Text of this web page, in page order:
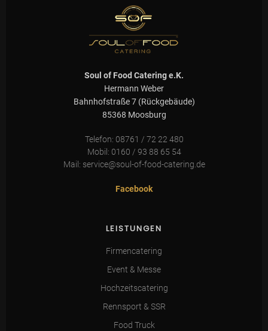
Soul of Food Catering e.K.
Hermann Weber
Bahnhofstraße 7 (Rückgebäude)
85368 Moosburg
Telefon: 08761 / 72 22 480
Mobil: 0160 / 93 88 65 54
Mail: service@soul-of-food-catering.de
Facebook
LEISTUNGEN
Firmencatering
Event & Messe
Hochzeitscatering
Rennsport & SSR
Food Truck